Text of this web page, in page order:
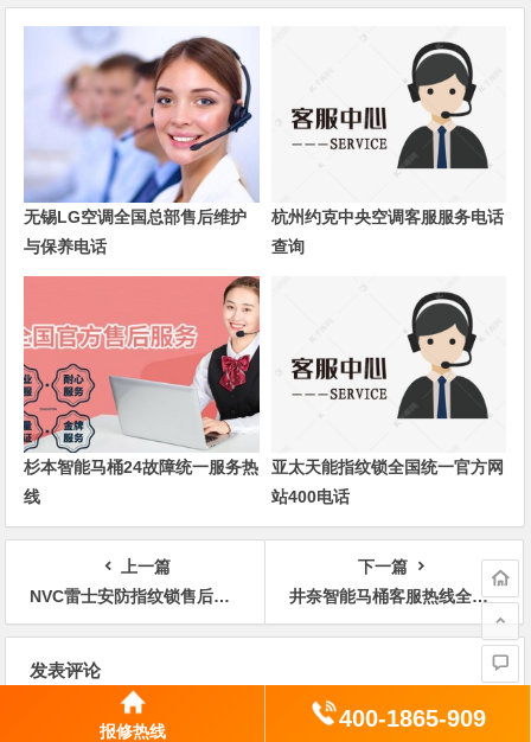
无锡LG空调全国总部售后维护
与保养电话
杭州约克中央空调客服服务电话
查询
杉本智能马桶24故障统一服务热
线
亚太天能指纹锁全国统一官方网
站400电话
上一篇
NVC雷士安防指纹锁售后客服电话人工电话
下一篇
井奈智能马桶客服热线全天候在线
发表评论
报修热线 400-1865-909